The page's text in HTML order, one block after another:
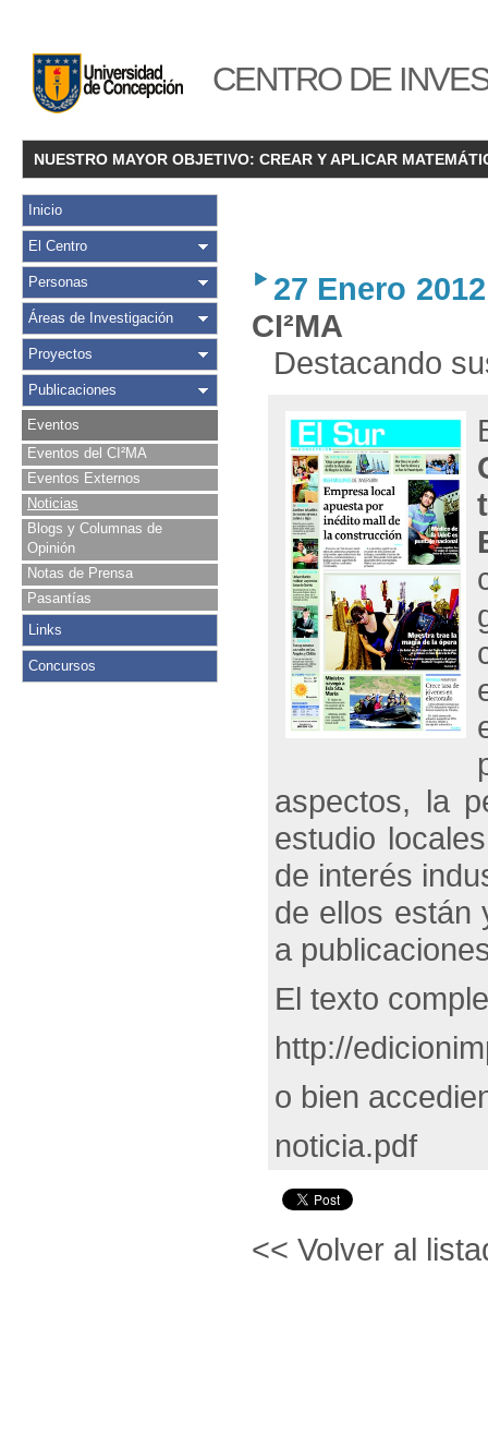
CENTRO DE
NUESTRO MAYOR OBJETIVO: CREAR Y APLICAR
Inicio
El Centro
Personas
Áreas de Investigación
Proyectos
Publicaciones
Eventos
Eventos del CI²MA
Eventos Externos
Noticias
Blogs y Columnas de
Opinión
Notas de Prensa
Pasantías
Links
Concursos
27 Enero 2012
CI²MA
Destacando
aspectos, la
estudio
de interés
de ellos están
a
El texto
http://
o bien
noticia.pdf
<< Volver al